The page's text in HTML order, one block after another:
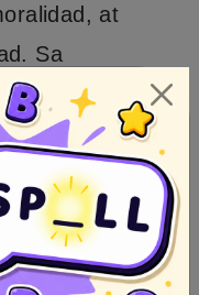
at
Sa
ang mga
pagkakaisa, at
pagkakakilanlan
lalo na sa